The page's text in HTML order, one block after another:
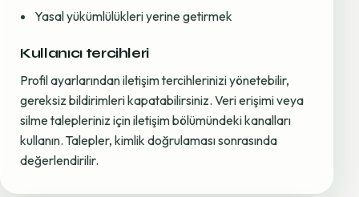
Yasal yükümlülükleri yerine getirmek
Kullanıcı tercihleri
Profil ayarlarından iletişim tercihlerinizi yönetebilir,
gereksiz bildirimleri kapatabilirsiniz. Veri erişimi veya
silme talepleriniz için iletişim bölümündeki kanalları
kullanın. Talepler, kimlik doğrulaması sonrasında
değerlendirilir.